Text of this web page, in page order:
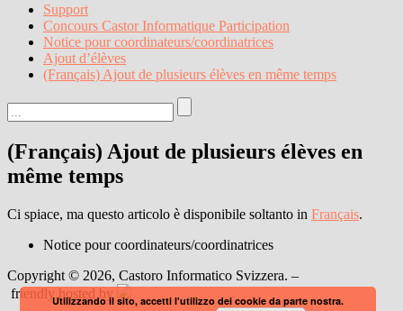
Support
Concours Castor Informatique Participation
Notice pour coordinateurs/coordinatrices
Ajout d’élèves
(Français) Ajout de plusieurs élèves en même temps
(Français) Ajout de plusieurs élèves en
même temps
Ci spiace, ma questo articolo è disponibile soltanto in Français.
Notice pour coordinateurs/coordinatrices
Copyright © 2026, Castoro Informatico Svizzera. –
friendly hosted by
Utilizzando il sito, accetti l'utilizzo dei cookie da parte nostra.